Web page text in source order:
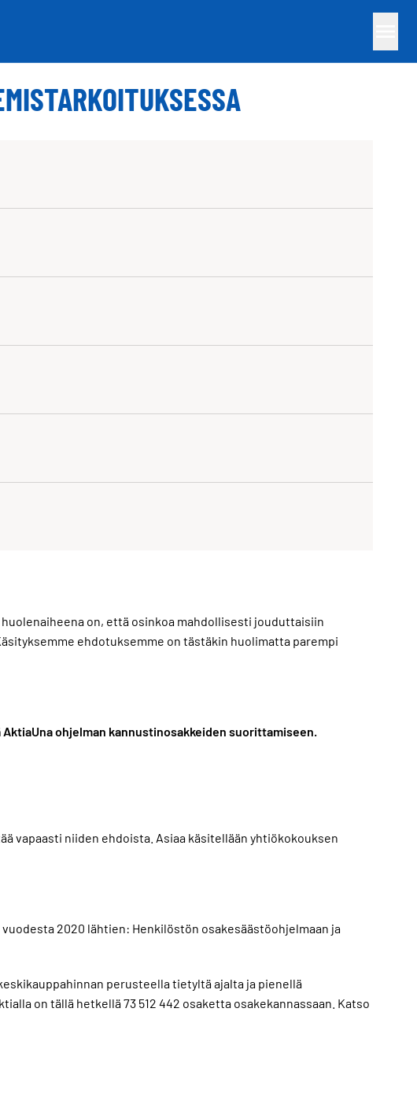
on, että osinkoa mahdollisesti jouduttaisiin
ehdotuksemme on tästäkin huolimatta parempi
ohjelman kannustinosakkeiden suorittamiseen.
vapaasti niiden ehdoista. Asiaa käsitellään yhtiökokouksen
2020 lähtien: Henkilöstön osakesäästöohjelmaan ja
perusteella tietyltä ajalta ja pienellä
on tällä hetkellä 73 512 442 osaketta osakekannassaan. Katso